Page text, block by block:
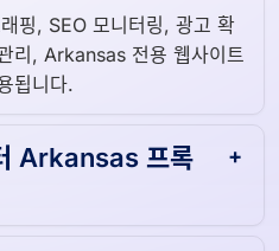
핑, SEO 모니터링, 광고 확
리, Arkansas 전용 웹사이트
됩니다.
Arkansas 프록